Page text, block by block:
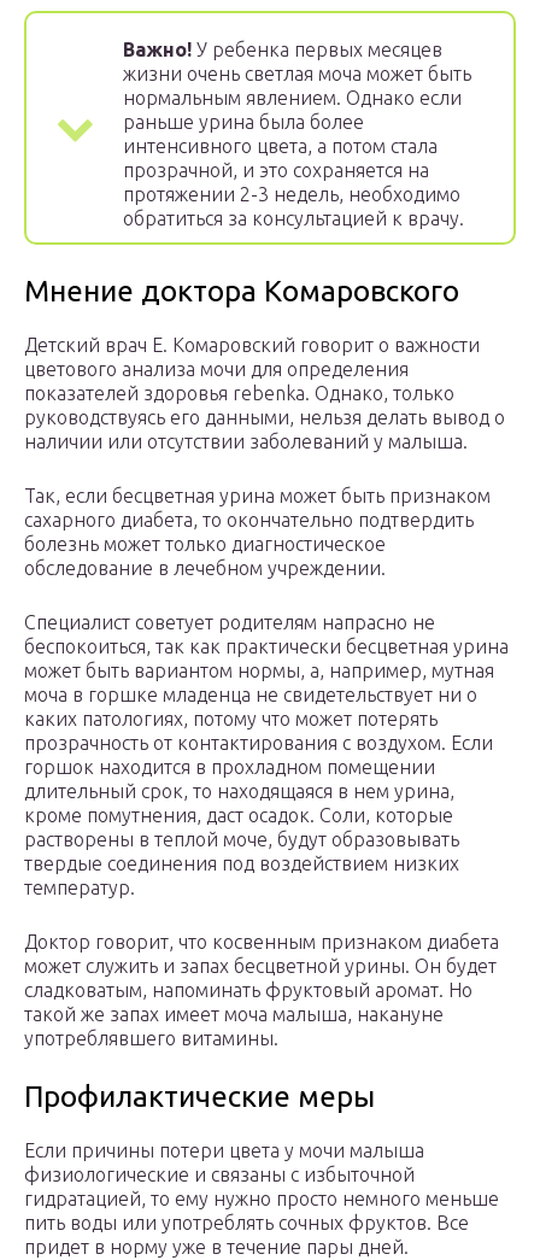
Важно! У ребенка первых месяцев
жизни очень светлая моча может быть
нормальным явлением. Однако если
раньше урина была более
интенсивного цвета, а потом стала
прозрачной, и это сохраняется на
протяжении 2-3 недель, необходимо
обратиться за консультацией к врачу.
Мнение доктора Комаровского
Детский врач Е. Комаровский говорит о важности
цветового анализа мочи для определения
показателей здоровья rebenka. Однако, только
руководствуясь его данными, нельзя делать вывод о
наличии или отсутствии заболеваний у малыша.
Так, если бесцветная урина может быть признаком
сахарного диабета, то окончательно подтвердить
болезнь может только диагностическое
обследование в лечебном учреждении.
Специалист советует родителям напрасно не
беспокоиться, так как практически бесцветная урина
может быть вариантом нормы, а, например, мутная
моча в горшке младенца не свидетельствует ни о
каких патологиях, потому что может потерять
прозрачность от контактирования с воздухом. Если
горшок находится в прохладном помещении
длительный срок, то находящаяся в нем урина,
кроме помутнения, даст осадок. Соли, которые
растворены в теплой моче, будут образовывать
твердые соединения под воздействием низких
температур.
Доктор говорит, что косвенным признаком диабета
может служить и запах бесцветной урины. Он будет
сладковатым, напоминать фруктовый аромат. Но
такой же запах имеет моча малыша, накануне
употреблявшего витамины.
Профилактические меры
Если причины потери цвета у мочи малыша
физиологические и связаны с избыточной
гидратацией, то ему нужно просто немного меньше
пить воды или употреблять сочных фруктов. Все
придет в норму уже в течение пары дней.